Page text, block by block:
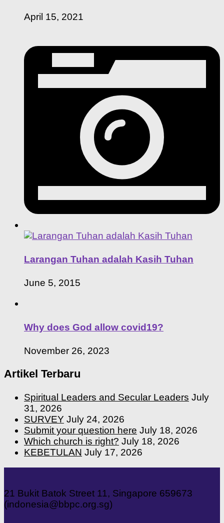
April 15, 2021
Larangan Tuhan adalah Kasih Tuhan
June 5, 2015
Why does God allow covid19?
November 26, 2023
Artikel Terbaru
Spiritual Leaders and Secular Leaders July
31, 2026
SURVEY July 24, 2026
Submit your question here July 18, 2026
Which church is right? July 18, 2026
KEBETULAN July 17, 2026
21 Bukit Batok Street 11, Singapore 659673
(indonesia@bbpc.org.sg)